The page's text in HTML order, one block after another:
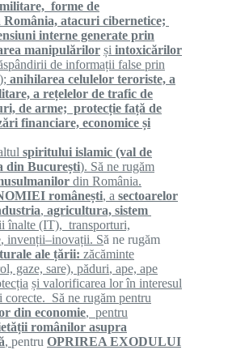
forme de
atacuri cibernetice;
interne generate prin
manipulărilor și intoxicărilor
de informații false prin
anihilarea celulelor teroriste, a
a rețelelor de trafic de
de arme; protecție față de
financiare, economice și
spiritului islamic (val de
din București). Să ne rugăm
din România.
românești, a sectoarelor
, agricultura, sistem
înalte (IT), transporturi,
, invenții–inovații. Să ne rugăm
ale țării: zăcăminte
gaze, sare), păduri, ape, ape
și valorificarea lorîn interesul
corecte. Să ne rugăm pentru
din economie, pentru
românilor asupra
, pentru OPRIREA EXODULUI